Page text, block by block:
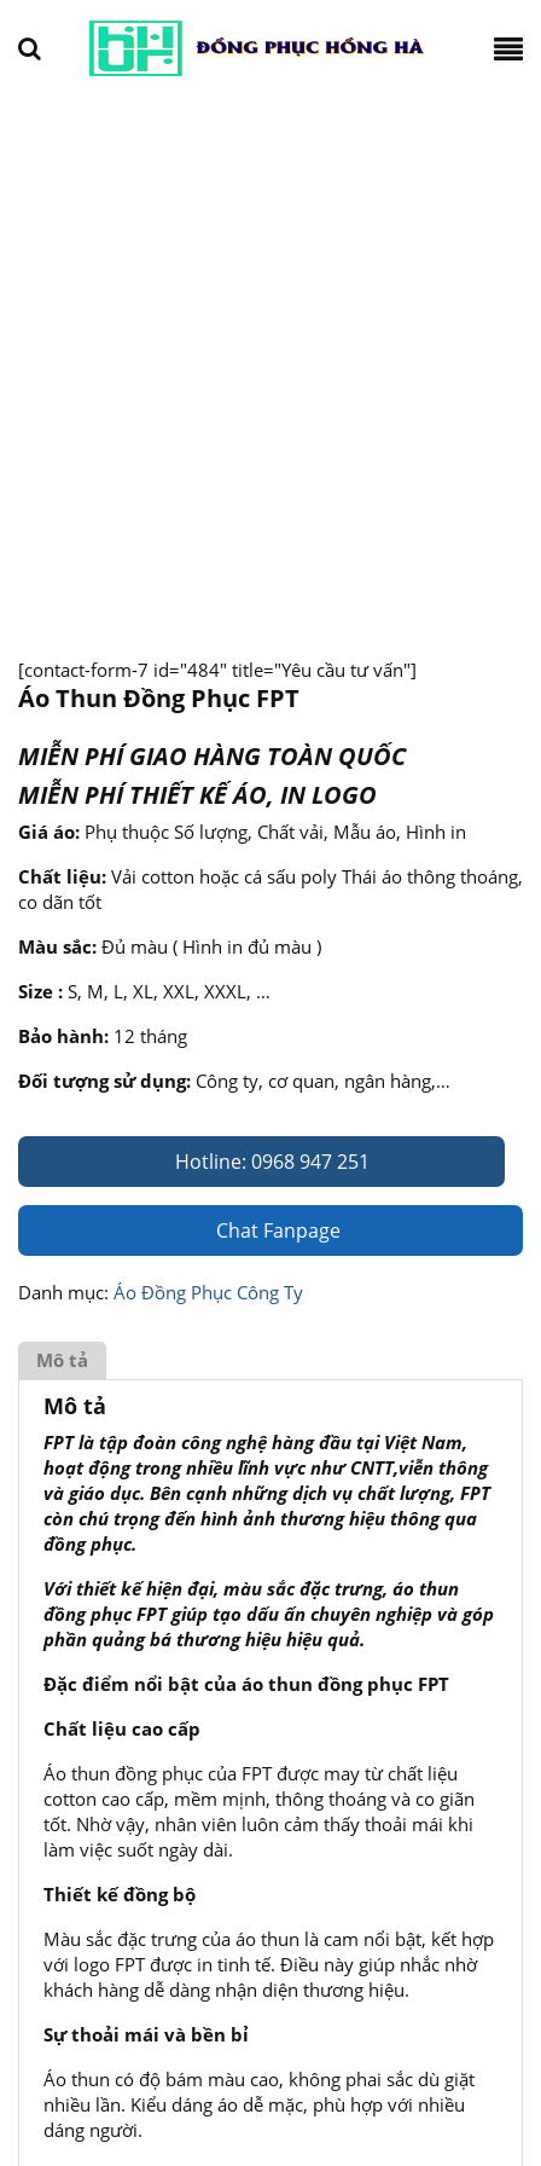
[contact-form-7 id="484" title="Yêu cầu tư vấn"]
Áo Thun Đồng Phục FPT
MIỄN PHÍ GIAO HÀNG TOÀN QUỐC
MIỄN PHÍ THIẾT KẾ ÁO, IN LOGO
Giá áo: Phụ thuộc Số lượng, Chất vải, Mẫu áo, Hình in
Chất liệu: Vải cotton hoặc cá sấu poly Thái áo thông thoáng,
co dãn tốt
Màu sắc: Đủ màu ( Hình in đủ màu )
Size : S, M, L, XL, XXL, XXXL, …
Bảo hành: 12 tháng
Đối tượng sử dụng: Công ty, cơ quan, ngân hàng,…
Hotline: 0968 947 251
Chat Fanpage
Danh mục: Áo Đồng Phục Công Ty
Mô tả
Mô tả
FPT là tập đoàn công nghệ hàng đầu tại Việt Nam,
hoạt động trong nhiều lĩnh vực như CNTT,viễn thông
và giáo dục. Bên cạnh những dịch vụ chất lượng, FPT
còn chú trọng đến hình ảnh thương hiệu thông qua
đồng phục.
Với thiết kế hiện đại, màu sắc đặc trưng, áo thun
đồng phục FPT giúp tạo dấu ấn chuyên nghiệp và góp
phần quảng bá thương hiệu hiệu quả.
Đặc điểm nổi bật của áo thun đồng phục FPT
Chất liệu cao cấp
Áo thun đồng phục của FPT được may từ chất liệu
cotton cao cấp, mềm mịnh, thông thoáng và co giãn
tốt. Nhờ vậy, nhân viên luôn cảm thấy thoải mái khi
làm việc suốt ngày dài.
Thiết kế đồng bộ
Màu sắc đặc trưng của áo thun là cam nổi bật, kết hợp
với logo FPT được in tinh tế. Điều này giúp nhắc nhờ
khách hàng dễ dàng nhận diện thương hiệu.
Sự thoải mái và bền bỉ
Áo thun có độ bám màu cao, không phai sắc dù giặt
nhiều lần. Kiểu dáng áo dễ mặc, phù hợp với nhiều
dáng người.